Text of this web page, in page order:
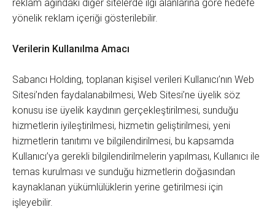
reklam ağındaki diğer sitelerde ilgi alanlarına göre hedefe
yönelik reklam içeriği gösterilebilir.
Verilerin Kullanılma Amacı
Sabancı Holding, toplanan kişisel verileri Kullanıcı’nın Web
Sitesi’nden faydalanabilmesi, Web Sitesi’ne üyelik söz
konusu ise üyelik kaydının gerçekleştirilmesi, sunduğu
hizmetlerin iyileştirilmesi, hizmetin geliştirilmesi, yeni
hizmetlerin tanıtımı ve bilgilendirilmesi, bu kapsamda
Kullanıcı’ya gerekli bilgilendirilmelerin yapılması, Kullanıcı ile
temas kurulması ve sunduğu hizmetlerin doğasından
kaynaklanan yükümlülüklerin yerine getirilmesi için
işleyebilir.